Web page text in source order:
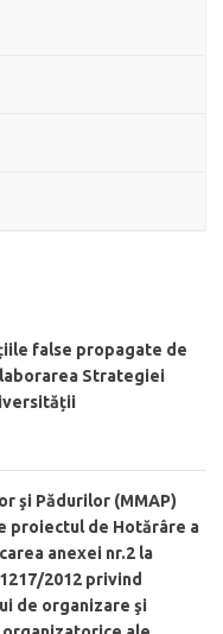
false propagate de
Strategiei
şi Pădurilor (MMAP)
proiectul de Hotărâre a
anexei nr.2 la
2012 privind
de organizare şi